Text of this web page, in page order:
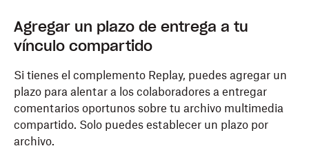
Agregar un plazo de entrega a tu
vínculo compartido
Si tienes el complemento Replay, puedes agregar un
plazo para alentar a los colaboradores a entregar
comentarios oportunos sobre tu archivo multimedia
compartido. Solo puedes establecer un plazo por
archivo.